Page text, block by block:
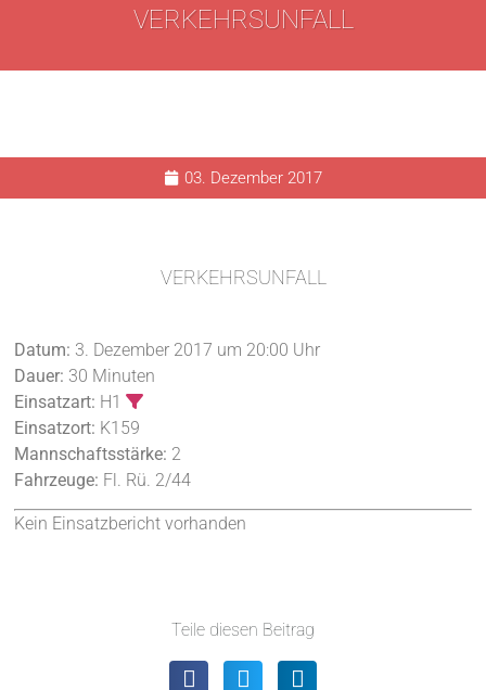
VERKEHRSUNFALL
03. Dezember 2017
VERKEHRSUNFALL
Datum: 3. Dezember 2017 um 20:00 Uhr
Dauer: 30 Minuten
Einsatzart: H1
Einsatzort: K159
Mannschaftsstärke: 2
Fahrzeuge: Fl. Rü. 2/44
Kein Einsatzbericht vorhanden
Teile diesen Beitrag